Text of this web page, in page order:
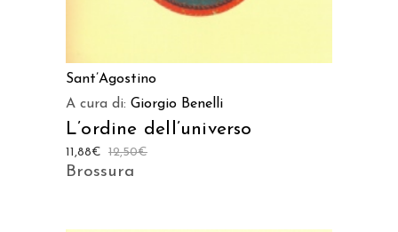
Sant’Agostino
A cura di: Giorgio Benelli
L’ordine dell’universo
12,50€
11,88€
Brossura